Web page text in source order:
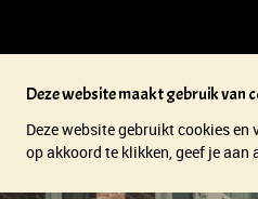
Deze website maakt gebruik van
Deze website gebruikt cookies
op akkoord te klikken, geef je